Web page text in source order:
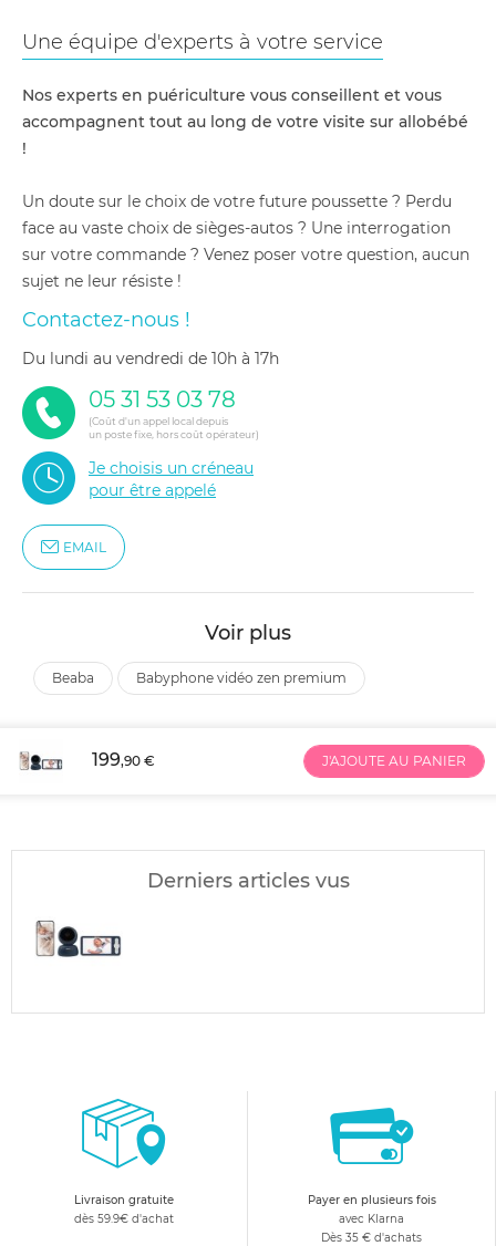
Une équipe d'experts à votre service
Nos experts en puériculture vous conseillent et vous
accompagnent tout au long de votre visite sur allobébé
!
Un doute sur le choix de votre future poussette ? Perdu
face au vaste choix de sièges-autos ? Une interrogation
sur votre commande ? Venez poser votre question, aucun
sujet ne leur résiste !
Contactez-nous !
du lundi au vendredi de 10h à 17h
05 31 53 03 78
(Coût d'un appel local depuis
un poste fixe, hors coût opérateur)
Je choisis un créneau
pour être appelé
EMAIL
Voir plus
beaba babyphone vidéo zen premium
199,90 € J'AJOUTE AU PANIER
Derniers articles vus
Livraison gratuite
dès 59.9€ d'achat
Payer en plusieurs fois
avec Klarna
Dès 35 € d'achats